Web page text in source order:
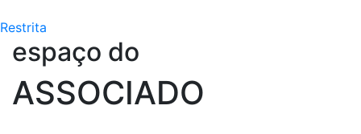
Restrita
espaço do
ASSOCIADO